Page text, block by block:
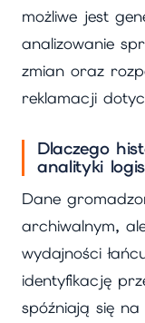
możliwe jest
analizowanie
zmian oraz
reklamacji
Dlaczego
analityki
Dane
archiwalnym,
wydajności
identyfikację
spóźniają się